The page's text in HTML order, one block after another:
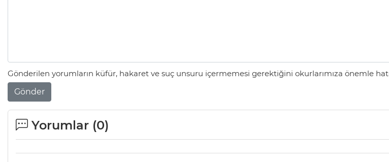
Gönderilen yorumların küfür, hakaret ve suç unsuru içermemesi gerektiğini okurlarımıza önemle
Gönder
Yorumlar (0)